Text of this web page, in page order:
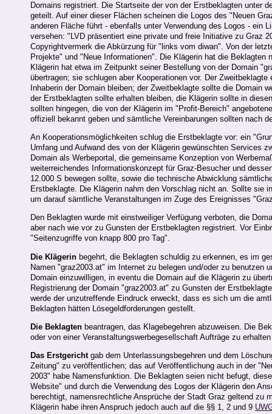
Domains registriert. Die Startseite der von der Erstbeklagten unter
geteilt. Auf einer dieser Flächen scheinen die Logos des "Neuen
anderen Fläche führt - ebenfalls unter Verwendung des Logos -
versehen: "LVD präsentiert eine private und freie Initiative zu Graz
Copyrightvermerk die Abkürzung für "links vom diwan". Von der
Projekte" und "Neue Informationen". Die Klägerin hat die
Klägerin hat etwa im Zeitpunkt seiner Bestellung von der Domain
übertragen; sie schlugen aber Kooperationen vor. Der
Inhaberin der Domain bleiben; der Zweitbeklagte sollte die Domain
der Erstbeklagten sollte erhalten bleiben, die Klägerin sollte in
sollten hingegen, die von der Klägerin im "Profit-Bereich"
offiziell bekannt geben und sämtliche Vereinbarungen sollten nach
An Kooperationsmöglichkeiten schlug die Erstbeklagte vor: ein
Umfang und Aufwand des von der Klägerin gewünschten Services
Domain als Werbeportal, die gemeinsame Konzeption von
weiterreichendes Informationskonzept für Graz-Besucher und
12.000 S bewegen sollte, sowie die technische Abwicklung
Erstbeklagte. Die Klägerin nahm den Vorschlag nicht an. Sollte sie
um darauf sämtliche Veranstaltungen im Zuge des Ereignisses
Den Beklagten wurde mit einstweiliger Verfügung verboten, die
aber nach wie vor zu Gunsten der Erstbeklagten registriert. Vor
"Seitenzugriffe von knapp 800 pro Tag".
Die Klägerin begehrt, die Beklagten schuldig zu erkennen, es im
Namen "graz2003.at" im Internet zu belegen und/oder zu
Domain einzuwilligen, in eventu die Domain auf die Klägerin zu
Registrierung der Domain "graz2003.at" zu Gunsten der
werde der unzutreffende Eindruck erweckt, dass es sich um die
Beklagten hätten Lösegeldforderungen gestellt.
Die Beklagten beantragen, das Klagebegehren abzuweisen. Die
oder von einer Veranstaltungswerbegesellschaft Aufträge zu
Das Erstgerichtgab dem Unterlassungsbegehren und dem
Zeitung" zu veröffentlichen; das auf Veröffentlichung auch in der
2003" habe Namensfunktion. Die Beklagten seien nicht befugt,
Website" und durch die Verwendung des Logos der Klägerin den
berechtigt, namensrechtliche Ansprüche der Stadt Graz geltend
Klägerin habe ihren Anspruch jedoch auch auf die §§ 1, 2 und 9